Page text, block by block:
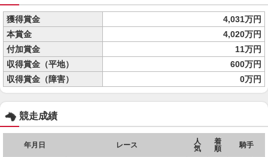
獲得賞金
4,031万円
本賞金
4,020万円
付加賞金
11万円
収得賞金（平地）
600万円
収得賞金（障害）
0万円
競走成績
年月日 レース
人
気
着
順
騎手